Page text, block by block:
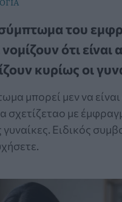
του
ότι είναι
κυρίως οι
μπορεί μεν να είναι
σχετίζεταο με
γυναίκες. Ειδικός